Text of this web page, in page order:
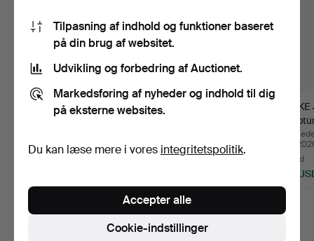
PAOLO VENINI.
vase / flaske, Murano,
jun 2026
Udvalgt
genstand
SKULPTUR/BOGTRYK,
maj 2026
maj
15 bud
159
Tilpasning af indhold og funktioner baseret
på din brug af websitet.
Udvikling og forbedring af Auctionet.
Markedsføring af nyheder og indhold til dig
på eksterne websites.
Du kan læse mere i vores integritetspolitik.
Cookie-indstillinger
Accepter alle